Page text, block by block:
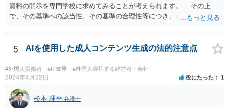
資料の開示を専門学校に求めてみることが考えられます。 その上
で、その基準への該当性、その基準の合理性等につき、さらなる精査
引に退学処分にした場合には、裁判等で退学処分の有効性を争うこと
が考えられます。
5 AIを使用した成人コンテンツ生成の法的注意点
#外国人労働者 #IT業界 #外国人雇用する経営者・会社
2024年4月22日 役にたった 1
松本 理平 弁護士